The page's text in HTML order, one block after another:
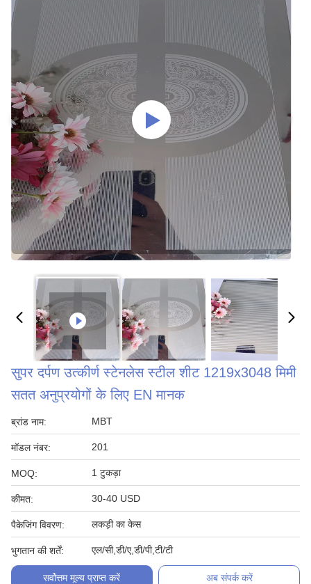
सुपर दर्पण उत्कीर्ण स्टेनलेस स्टील शीट 1219x3048 मिमी
सतत अनुप्रयोगों के लिए EN मानक
ब्रांड नाम: MBT
मॉडल नंबर: 201
MOQ: 1 टुकड़ा
कीमत: 30-40 USD
पैकेजिंग विवरण: लकड़ी का केस
भुगतान की शर्तें: एल/सी,डी/ए,डी/पी,टी/टी
सर्वोत्तम मूल्य प्राप्त करें अब संपर्क करें